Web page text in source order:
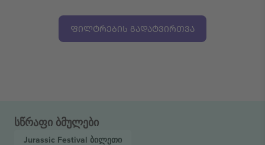
ᲤᲘᲚᲢᲠᲔᲑᲘᲡ ᲒᲐᲓᲐᲢᲕᲘᲠᲗᲕᲐ
სწრაფი ბმულები
Jurassic Festival ბილეთი